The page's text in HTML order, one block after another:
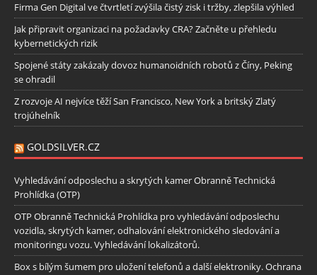
Firma Gen Digital ve čtvrtletí zvýšila čistý zisk i tržby, zlepšila výhled
Jak připravit organizaci na požadavky CRA? Začněte u přehledu
kybernetických rizik
Spojené státy zakázaly dovoz humanoidních robotů z Číny, Peking
se ohradil
Z rozvoje AI nejvíce těží San Francisco, New York a britský Zlatý
trojúhelník
GOLDSILVER.CZ
Vyhledávání odposlechu a skrytých kamer Obranně Technická
Prohlídka (OTP)
OTP Obranně Technická Prohlídka pro vyhledávání odposlechu
vozidla, skrytých kamer, odhalování elektronického sledování a
monitoringu vozu. Vyhledávání lokalizátorů.
Box s bílým šumem pro uložení telefonů a další elektroniky. Ochrana